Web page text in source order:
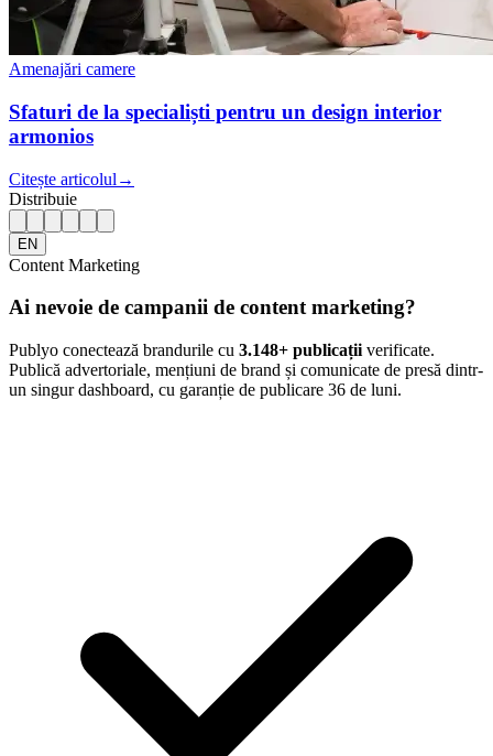
Amenajări camere
Sfaturi de la specialiști pentru un design interior
armonios
Citește articolul →
Distribuie
EN
Content Marketing
Ai nevoie de campanii de content marketing?
Publyo conectează brandurile cu 3.148+ publicații verificate.
Publică advertoriale, mențiuni de brand și comunicate de presă dintr-
un singur dashboard, cu garanție de publicare 36 de luni.